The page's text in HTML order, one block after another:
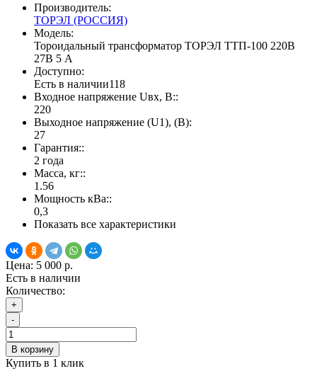
Производитель:
ТОРЭЛ (РОССИЯ)
Модель:
Тороидальный трансформатор ТОРЭЛ ТТП-100 220В
27В 5 А
Доступно:
Есть в наличии118
Входное напряжение Uвх, В::
220
Выходное напряжение (U1), (В):
27
Гарантия::
2 года
Масса, кг::
1.56
Мощность кВа::
0,3
Показать все характеристики
Цена: 5 000 р.
Есть в наличии
Количество:
+
-
В корзину
Купить в 1 клик